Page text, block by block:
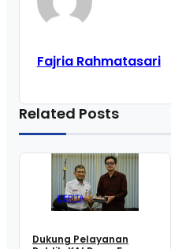
Fajria Rahmatasari
Related Posts
BERITA
Dukung Pelayanan